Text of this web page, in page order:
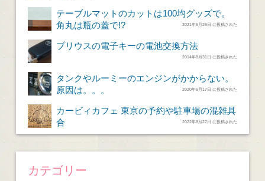
テーブルマットのカットは100均グッズで。
角丸は瓶の蓋で!?
2021年6月26日 に投稿された
プリウスの電子キーの電池交換方法
2014年8月31日 に投稿された
タンクやルーミーのエンジンがかからない。
原因は。。。
2020年5月17日 に投稿された
カービィカフェ 東京の予約や駐車場の混雑具
合
2022年8月27日 に投稿された
カテゴリー